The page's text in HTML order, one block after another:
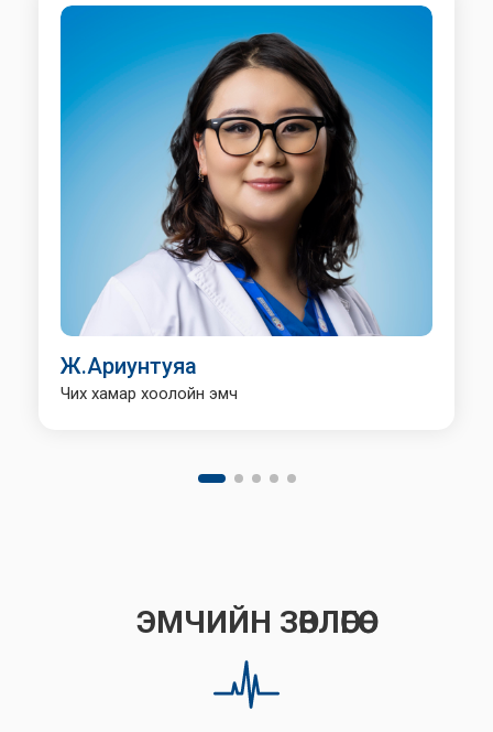
Ж.Ариунтуяа
Чих хамар хоолойн эмч
ЭМЧИЙН ЗӨВЛӨГӨӨ